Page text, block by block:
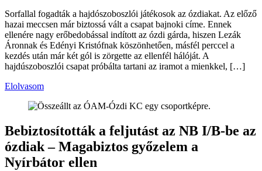
Sorfallal fogadták a hajdószoboszlói játékosok az ózdiakat. Az előző
hazai meccsen már biztossá vált a csapat bajnoki címe. Ennek
ellenére nagy erőbedobással indított az ózdi gárda, hiszen Lezák
Áronnak és Edényi Kristófnak köszönhetően, másfél perccel a
kezdés után már két gól is zörgette az ellenfél hálóját. A
hajdúszoboszlói csapat próbálta tartani az iramot a mienkkel, […]
Elolvasom
Bebiztosították a feljutást az NB I/B-be az
ózdiak – Magabiztos győzelem a
Nyírbátor ellen